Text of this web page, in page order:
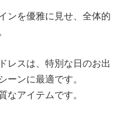
ンを優雅に見せ、全体的
レスは、特別な日のお出
ンに最適です。
アイテムです。